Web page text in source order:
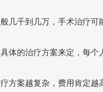
般几千到几万，手术治疗可
具体的治疗方案来定，每个
疗方案越复杂，费用肯定越